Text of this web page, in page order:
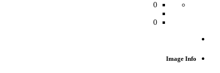
0
0
Image Info